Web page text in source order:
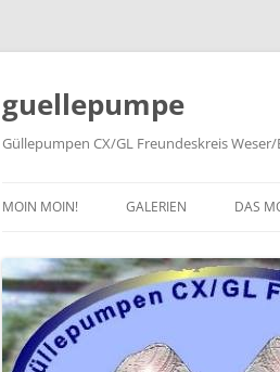
Zum
springen
guellepumpe
Güllepumpen CX/GL Freundeskreis Weser/
MOIN MOIN! GALERIEN
2025
2024
DAS